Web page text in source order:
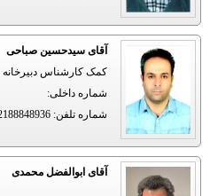
آقای سیدحسین صباحی
کمک کارشناس دبیرخانه
شماره داخلی:
شماره تلفن:
02188848936
آقای ابوالفضل محمدی